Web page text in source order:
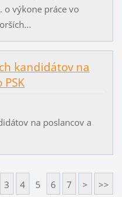
o výkone práce vo
kandidátov na
na poslancov a
3 4 5 6 7 > >>